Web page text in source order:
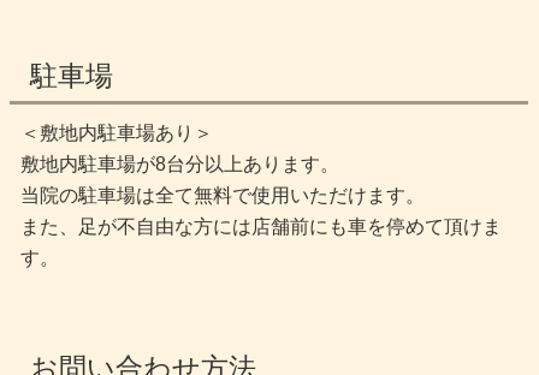
駐車場
＜敷地内駐車場あり＞
敷地内駐車場が8台分以上あります。
当院の駐車場は全て無料で使用いただけます。
また、足が不自由な方には店舗前にも車を停めて頂けま
す。
お問い合わせ方法